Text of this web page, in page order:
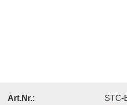
Art.Nr.:
STC-